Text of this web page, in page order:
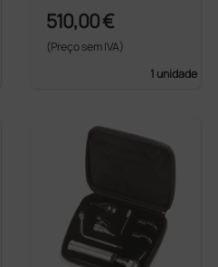
510,00 €
(Preço sem IVA)
1 unidade